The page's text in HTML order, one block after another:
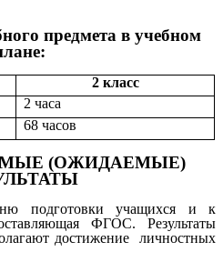
предмета в учебном
2 класс
2 часа
68 часов
(ОЖИДАЕМЫЕ)
подготовки учащихся и к
ФГОС. Результаты
достижение личностных